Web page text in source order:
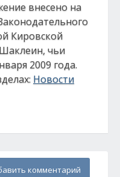
внесено на
Кировской
чьи
2009 года.
Новости
комментарий